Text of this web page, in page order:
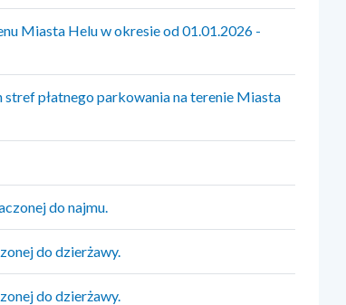
Miasta Helu w okresie od 01.01.2026 -
płatnego parkowania na terenie Miasta
do najmu.
do dzierżawy.
do dzierżawy.